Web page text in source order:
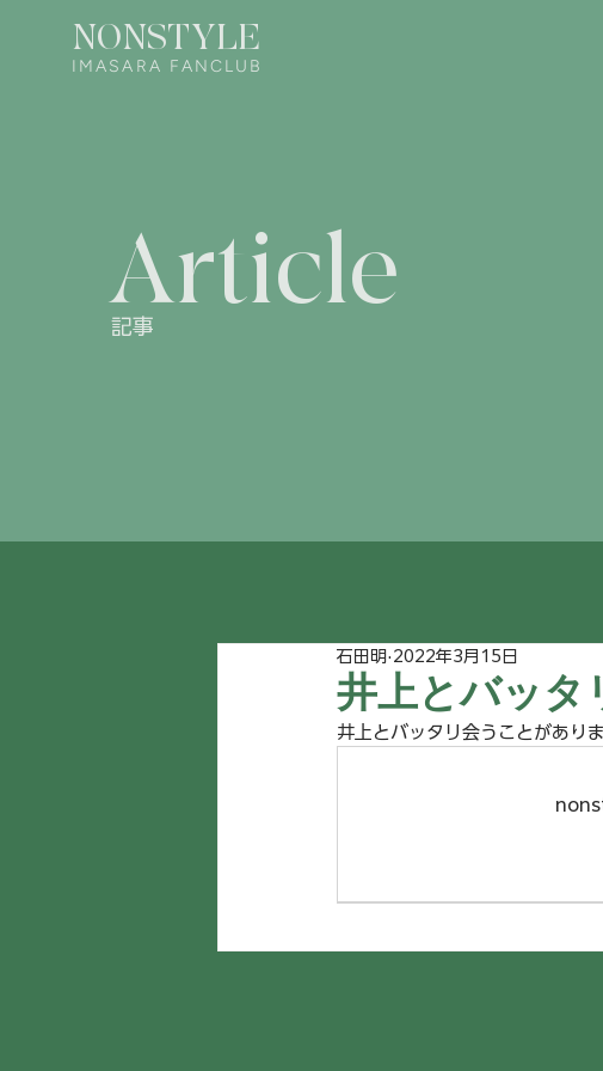
NONSTYLE
IMASARA FANCLUB
Article
記事
井上とバッタ
石田明 2022年3月15日
井上とバッタリ会うことがありま